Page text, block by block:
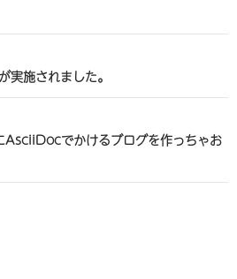
実施されました。
AsciiDocでかけるブログを作っちゃお